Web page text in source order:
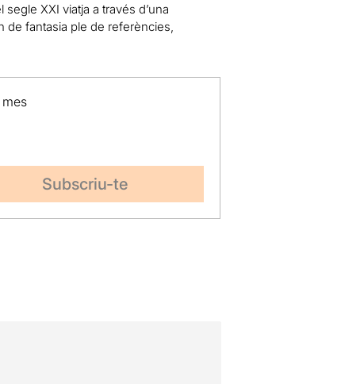
XXI viatja a través d’una
de fantasia ple de referències,